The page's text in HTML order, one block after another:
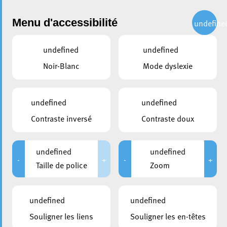
Administration
Fontaine » à la cité jardinière
Gaalgebierg
Menu d'accessibilité
undefined
Noir-Blanc
undefined
Mode dyslexie
undefined
Contraste inversé
undefined
Contraste doux
-
undefined
Taille de police
+ -
undefined
Zoom
+
undefined
Souligner les liens
undefined
Souligner les en-têtes